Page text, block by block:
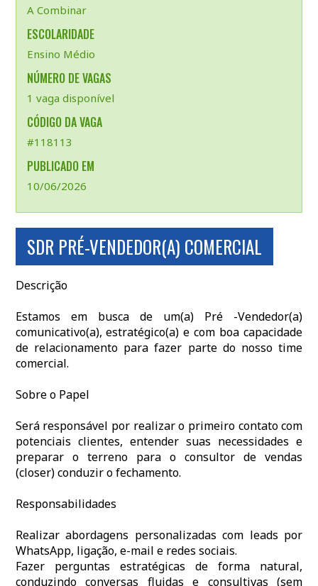
A Combinar
ESCOLARIDADE
Ensino Médio
NÚMERO DE VAGAS
1 vaga disponível
CÓDIGO DA VAGA
#118113
PUBLICADO EM
10/06/2026
SDR PRÉ-VENDEDOR(A) COMERCIAL
Descrição
Estamos em busca de um(a) Pré -Vendedor(a)
comunicativo(a), estratégico(a) e com boa capacidade
de relacionamento para fazer parte do nosso time
comercial.
Sobre o Papel
Será responsável por realizar o primeiro contato com
potenciais clientes, entender suas necessidades e
preparar o terreno para o consultor de vendas
(closer) conduzir o fechamento.
Responsabilidades
Realizar abordagens personalizadas com leads por
WhatsApp, ligação, e-mail e redes sociais.
Fazer perguntas estratégicas de forma natural,
conduzindo conversas fluidas e consultivas (sem